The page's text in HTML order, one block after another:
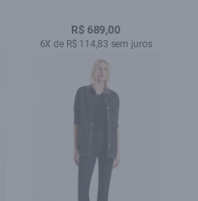
R$ 689,00
6X de R$ 114,83 sem juros